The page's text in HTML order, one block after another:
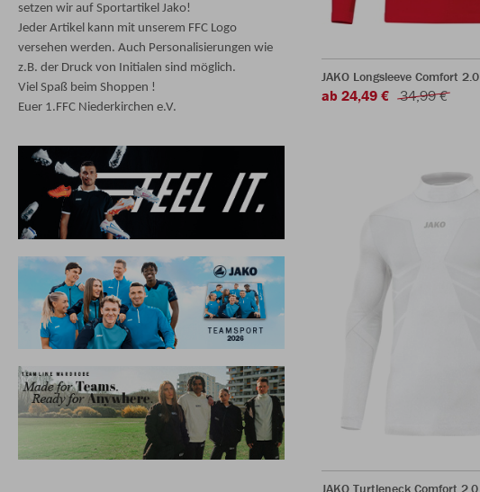
setzen wir auf Sportartikel Jako!
Jeder Artikel kann mit unserem FFC Logo
versehen werden. Auch Personalisierungen wie
z.B. der Druck von Initialen sind möglich.
Viel Spaß beim Shoppen !
Euer 1.FFC Niederkirchen e.V.
JAKO Longsleeve Comfort 2.0
ab 24,49 € 34,99 €
JAKO Turtleneck Comfort 2.0